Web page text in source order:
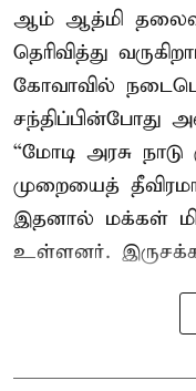
ஆம் ஆத்மி தலைவர்
தெரிவித்து
கோவாவில்
சந்திப்பின்போது
“மோடி அரசு நாடு
முறையைத்
இதனால் மக்கள்
உள்ளனர்.